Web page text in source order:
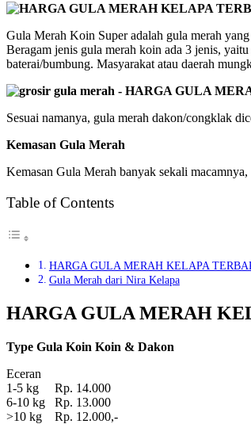
Gula Merah Koin Super adalah gula merah
Beragam jenis gula merah koin ada 3 jenis,
baterai/bumbung. Masyarakat atau daerah
Sesuai namanya, gula merah dakon/congklak
Kemasan Gula Merah
Kemasan Gula Merah banyak sekali
Table of Contents
HARGA GULA MERAH KELAPA
Gula Merah dari Nira Kelapa
HARGA GULA MERAH
Type Gula Koin Koin & Dakon
Eceran
1-5 kg Rp. 14.000
6-10 kg Rp. 13.000
>10 kg Rp. 12.000,-